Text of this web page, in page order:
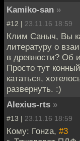
Kamiko-san »
#12 | 23.11.16 18:59
Клим Саныч, Вы
литературу о
в древности? Об
Просто тут
кататься,
развернуть. :)
Alexius-rts »
#13 | 23.11.16 18:59
Кому: Гонzа, #3